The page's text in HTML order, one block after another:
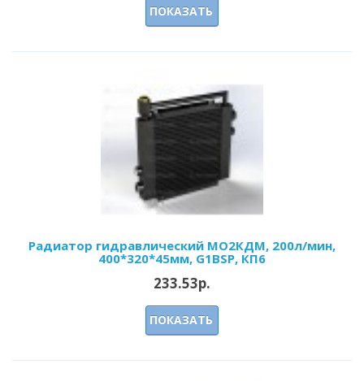
ПОКАЗАТЬ
Радиатор гидравлический МО2КДМ, 200л/мин,
400*320*45мм, G1BSP, КП6
233.53р.
ПОКАЗАТЬ